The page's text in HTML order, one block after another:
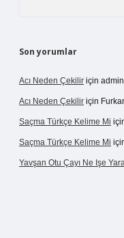
Son yorumlar
Acı Neden Çekilir için admin
Acı Neden Çekilir için
Saçma Türkçe Kelime Mi
Saçma Türkçe Kelime Mi
Yavşan Otu Çayı Ne Işe